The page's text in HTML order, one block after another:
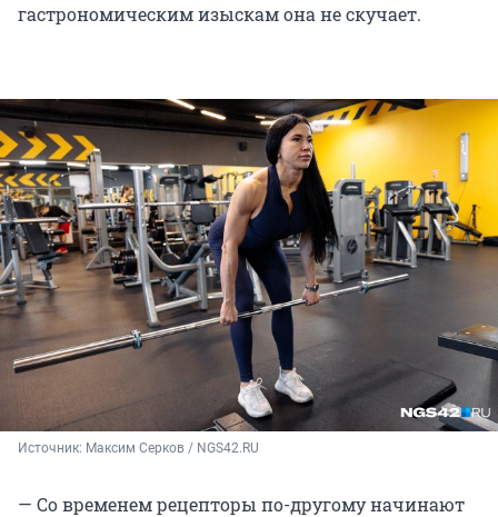
гастрономическим изыскам она не скучает.
Источник: Максим Серков / NGS42.RU
— Со временем рецепторы по-другому начинают